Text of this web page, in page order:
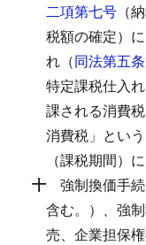
二項第七号 （
税額の確定）
れ（同法第五
特定課税仕入れ
課される消費
消費税」という
（課税期間）
十 強制換価手続
含む。）、強
売、企業担保